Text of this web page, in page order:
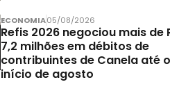
ECONOMIA05/08/2026
Refis 2026 negociou mais de
7,2 milhões em débitos de
contribuintes de Canela até o
início de agosto